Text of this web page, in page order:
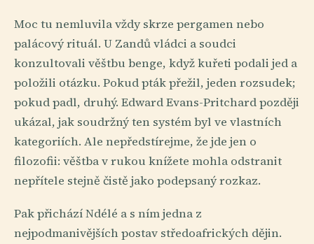
Moc tu nemluvila vždy skrze pergamen nebo
palácový rituál. U Zandů vládci a soudci
konzultovali věštbu benge, když kuřeti podali jed a
položili otázku. Pokud pták přežil, jeden rozsudek;
pokud padl, druhý. Edward Evans-Pritchard později
ukázal, jak soudržný ten systém byl ve vlastních
kategoriích. Ale nepředstírejme, že jde jen o
filozofii: věštba v rukou knížete mohla odstranit
nepřítele stejně čistě jako podepsaný rozkaz.
Pak přichází Ndélé a s ním jedna z
nejpodmanivějších postav středoafrických dějin.